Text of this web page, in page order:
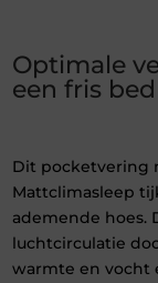
Optimale
een fris bed
Dit pocketvering
Mattclimasleep
ademende hoes.
luchtcirculatie
warmte en vocht